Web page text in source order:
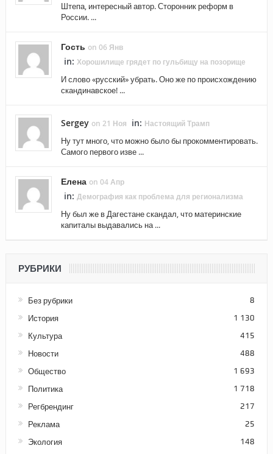
Штепа, интересный автор. Сторонник реформ в
России. ...
Гость on 06 Янв
in: Хорошилище грядет по гульбищу на позорище
И слово «русский» убрать. Оно же по происхождению
скандинавское! ...
Sergey on 21 Ноя in: Настоящий Трамп
Ну тут много, что можно было бы прокомментировать.
Самого первого изве ...
Елена on 04 Апр
in: Демография как проблема для регионализма
Ну был же в Дагестане скандал, что материнские
капиталы выдавались на ...
РУБРИКИ
Без рубрики 8
История 1 130
Культура 415
Новости 488
Общество 1 693
Политика 1 718
Регбрендинг 217
Реклама 25
Экология 148